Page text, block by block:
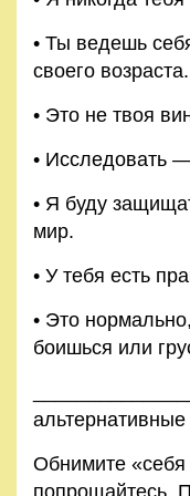
• Ты ведешь
своего возраста.
• Это не твоя
• Исследовать
• Я буду
мир.
• У тебя есть
• Это
боишься или
Обнимите
попрощайтесь.